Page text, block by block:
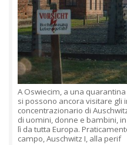
A Oswiecim, a una
si possono ancora visitare
concentrazionario di
di uomini, donne e bambini,
lì da tutta Europa.
campo, Auschwitz I, alla perif